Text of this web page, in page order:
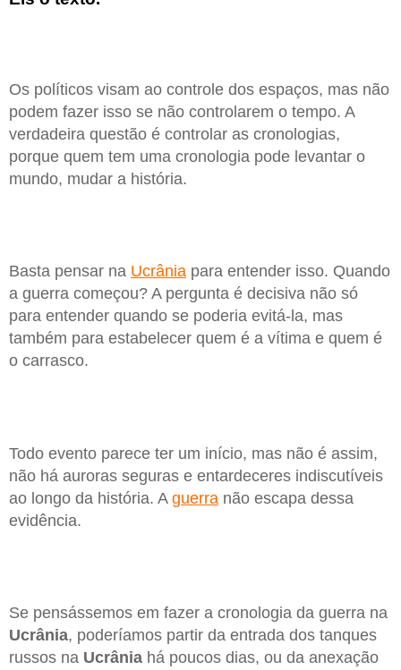
Os políticos visam ao controle dos espaços, mas não
podem fazer isso se não controlarem o tempo. A
verdadeira questão é controlar as cronologias,
porque quem tem uma cronologia pode levantar o
mundo, mudar a história.
Basta pensar na Ucrânia para entender isso. Quando
a guerra começou? A pergunta é decisiva não só
para entender quando se poderia evitá-la, mas
também para estabelecer quem é a vítima e quem é
o carrasco.
Todo evento parece ter um início, mas não é assim,
não há auroras seguras e entardeceres indiscutíveis
ao longo da história. A guerra não escapa dessa
evidência.
Se pensássemos em fazer a cronologia da guerra na
Ucrânia, poderíamos partir da entrada dos tanques
russos na Ucrânia há poucos dias, ou da anexação